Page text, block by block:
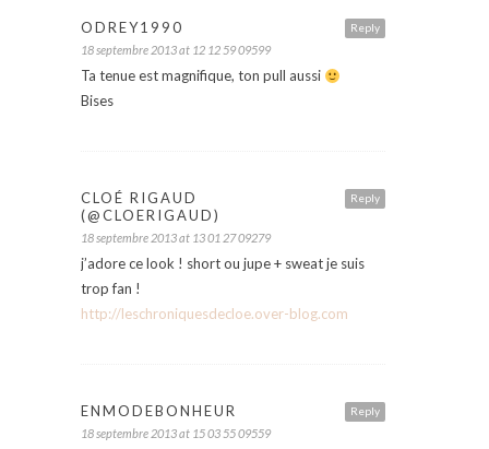
Reply
ODREY1990
18 septembre 2013 at 12 12 59 09599
Ta tenue est magnifique, ton pull aussi
Bises
Reply
CLOÉ RIGAUD
(@CLOERIGAUD)
18 septembre 2013 at 13 01 27 09279
j’adore ce look ! short ou jupe + sweat je suis
trop fan !
http://leschroniquesdecloe.over-blog.com
Reply
ENMODEBONHEUR
18 septembre 2013 at 15 03 55 09559